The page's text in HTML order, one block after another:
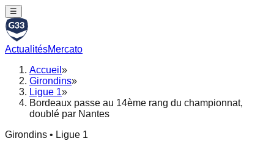
☰
ActualitésMercato
Accueil »
Girondins»
Ligue 1»
Bordeaux passe au 14ème rang du championnat,
doublé par Nantes
Girondins • Ligue 1